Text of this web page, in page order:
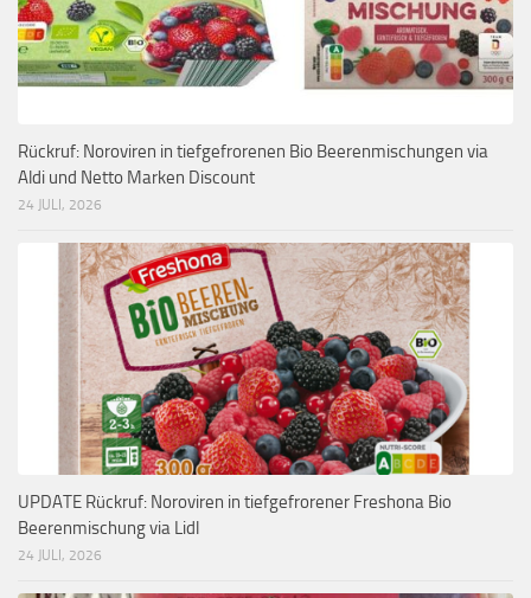
Rückruf: Noroviren in tiefgefrorenen Bio Beerenmischungen via
Aldi und Netto Marken Discount
24 JULI, 2026
UPDATE Rückruf: Noroviren in tiefgefrorener Freshona Bio
Beerenmischung via Lidl
24 JULI, 2026